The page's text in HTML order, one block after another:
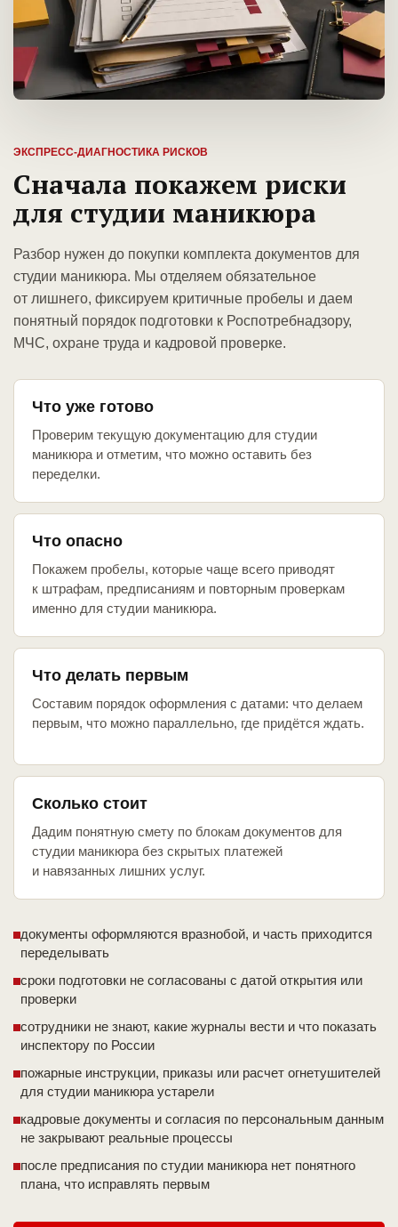
ЭКСПРЕСС-ДИАГНОСТИКА РИСКОВ
Сначала покажем риски
для студии маникюра
Разбор нужен до покупки комплекта документов для
студии маникюра. Мы отделяем обязательное
от лишнего, фиксируем критичные пробелы и даем
понятный порядок подготовки к Роспотребнадзору,
МЧС, охране труда и кадровой проверке.
Что уже готово
Проверим текущую документацию для студии
маникюра и отметим, что можно оставить без
переделки.
Что опасно
Покажем пробелы, которые чаще всего приводят
к штрафам, предписаниям и повторным проверкам
именно для студии маникюра.
Что делать первым
Составим порядок оформления с датами: что делаем
первым, что можно параллельно, где придётся ждать.
Сколько стоит
Дадим понятную смету по блокам документов для
студии маникюра без скрытых платежей
и навязанных лишних услуг.
документы оформляются вразнобой, и часть приходится
переделывать
сроки подготовки не согласованы с датой открытия или
проверки
сотрудники не знают, какие журналы вести и что показать
инспектору по России
пожарные инструкции, приказы или расчет огнетушителей
для студии маникюра устарели
кадровые документы и согласия по персональным данным
не закрывают реальные процессы
после предписания по студии маникюра нет понятного
плана, что исправлять первым